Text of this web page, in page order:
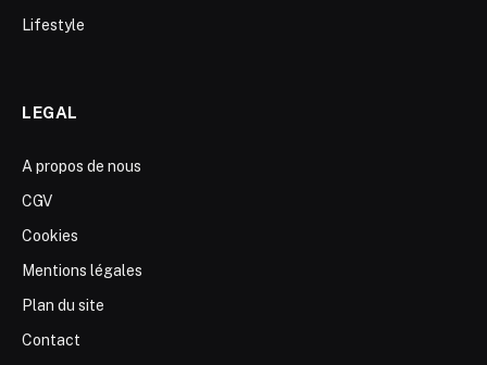
Lifestyle
LEGAL
A propos de nous
CGV
Cookies
Mentions légales
Plan du site
Contact